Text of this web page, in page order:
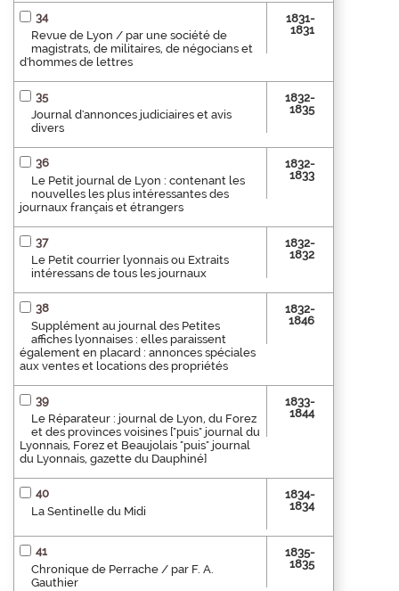
34
Revue de Lyon / par une société de
magistrats, de militaires, de négocians et
d'hommes de lettres
1831-
1831
35
Journal d'annonces judiciaires et avis
divers
1832-
1835
36
Le Petit journal de Lyon : contenant les
nouvelles les plus intéressantes des
journaux français et étrangers
1832-
1833
37
Le Petit courrier lyonnais ou Extraits
intéressans de tous les journaux
1832-
1832
38
Supplément au journal des Petites
affiches lyonnaises : elles paraissent
également en placard : annonces spéciales
aux ventes et locations des propriétés
1832-
1846
39
Le Réparateur : journal de Lyon, du Forez
et des provinces voisines ["puis" journal du
Lyonnais, Forez et Beaujolais "puis" journal
du Lyonnais, gazette du Dauphiné]
1833-
1844
40
La Sentinelle du Midi
1834-
1834
41
Chronique de Perrache / par F. A.
Gauthier
1835-
1835